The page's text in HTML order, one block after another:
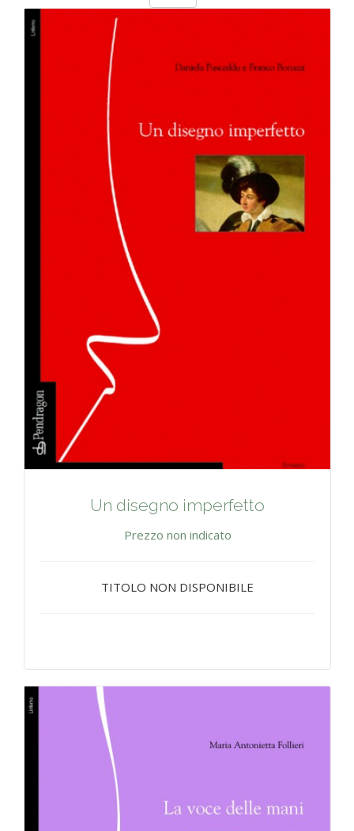
Un disegno imperfetto
Prezzo non indicato
TITOLO NON DISPONIBILE